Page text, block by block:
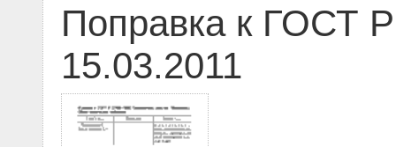
Поправка к ГОСТ
15.03.2011